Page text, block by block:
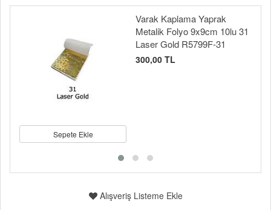
Sepete Ekle
Varak Kaplama Yaprak
Metalik Folyo 9x9cm 10lu 31
Laser Gold R5799F-31
300,00 TL
Alışveriş Listeme Ekle